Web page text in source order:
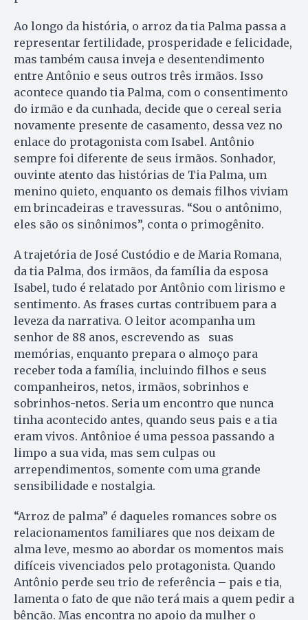
Ao longo da história, o arroz da tia Palma passa a
representar fertilidade, prosperidade e felicidade,
mas também causa inveja e desentendimento
entre Antônio e seus outros três irmãos. Isso
acontece quando tia Palma, com o consentimento
do irmão e da cunhada, decide que o cereal seria
novamente presente de casamento, dessa vez no
enlace do protagonista com Isabel. Antônio
sempre foi diferente de seus irmãos. Sonhador,
ouvinte atento das histórias de Tia Palma, um
menino quieto, enquanto os demais filhos viviam
em brincadeiras e travessuras. “Sou o antônimo,
eles são os sinônimos”, conta o primogênito.
A trajetória de José Custódio e de Maria Romana,
da tia Palma, dos irmãos, da família da esposa
Isabel, tudo é relatado por Antônio com lirismo e
sentimento. As frases curtas contribuem para a
leveza da narrativa. O leitor acompanha um
senhor de 88 anos, escrevendo as suas
memórias, enquanto prepara o almoço para
receber toda a família, incluindo filhos e seus
companheiros, netos, irmãos, sobrinhos e
sobrinhos-netos. Seria um encontro que nunca
tinha acontecido antes, quando seus pais e a tia
eram vivos. Antônioe é uma pessoa passando a
limpo a sua vida, mas sem culpas ou
arrependimentos, somente com uma grande
sensibilidade e nostalgia.
“Arroz de palma” é daqueles romances sobre os
relacionamentos familiares que nos deixam de
alma leve, mesmo ao abordar os momentos mais
difíceis vivenciados pelo protagonista. Quando
Antônio perde seu trio de referência – pais e tia,
lamenta o fato de que não terá mais a quem pedir a
bênção. Mas encontra no apoio da mulher o